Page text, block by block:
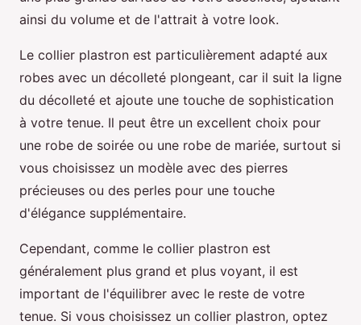
ainsi du volume et de l'attrait à votre look.
Le collier plastron est particulièrement adapté aux
robes avec un décolleté plongeant, car il suit la ligne
du décolleté et ajoute une touche de sophistication
à votre tenue. Il peut être un excellent choix pour
une robe de soirée ou une robe de mariée, surtout si
vous choisissez un modèle avec des pierres
précieuses ou des perles pour une touche
d'élégance supplémentaire.
Cependant, comme le collier plastron est
généralement plus grand et plus voyant, il est
important de l'équilibrer avec le reste de votre
tenue. Si vous choisissez un collier plastron, optez